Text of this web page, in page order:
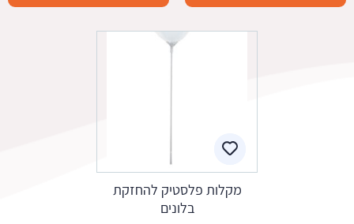
מקלות פלסטיק להחזקת
בלונים